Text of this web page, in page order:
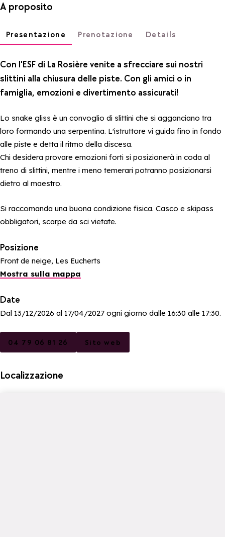
A proposito
Presentazione Prenotazione Details
Con l'ESF di La Rosière venite a sfrecciare sui nostri
slittini alla chiusura delle piste. Con gli amici o in
famiglia, emozioni e divertimento assicurati!
Lo snake gliss è un convoglio di slittini che si agganciano tra
loro formando una serpentina. L'istruttore vi guida fino in fondo
alle piste e detta il ritmo della discesa.
Chi desidera provare emozioni forti si posizionerà in coda al
treno di slittini, mentre i meno temerari potranno posizionarsi
dietro al maestro.
Si raccomanda una buona condizione fisica. Casco e skipass
obbligatori, scarpe da sci vietate.
Posizione
Front de neige, Les Eucherts
Mostra sulla mappa
Date
Dal 13/12/2026 al 17/04/2027 ogni giorno dalle 16:30 alle 17:30.
04 79 06 81 26 Sito web
Localizzazione